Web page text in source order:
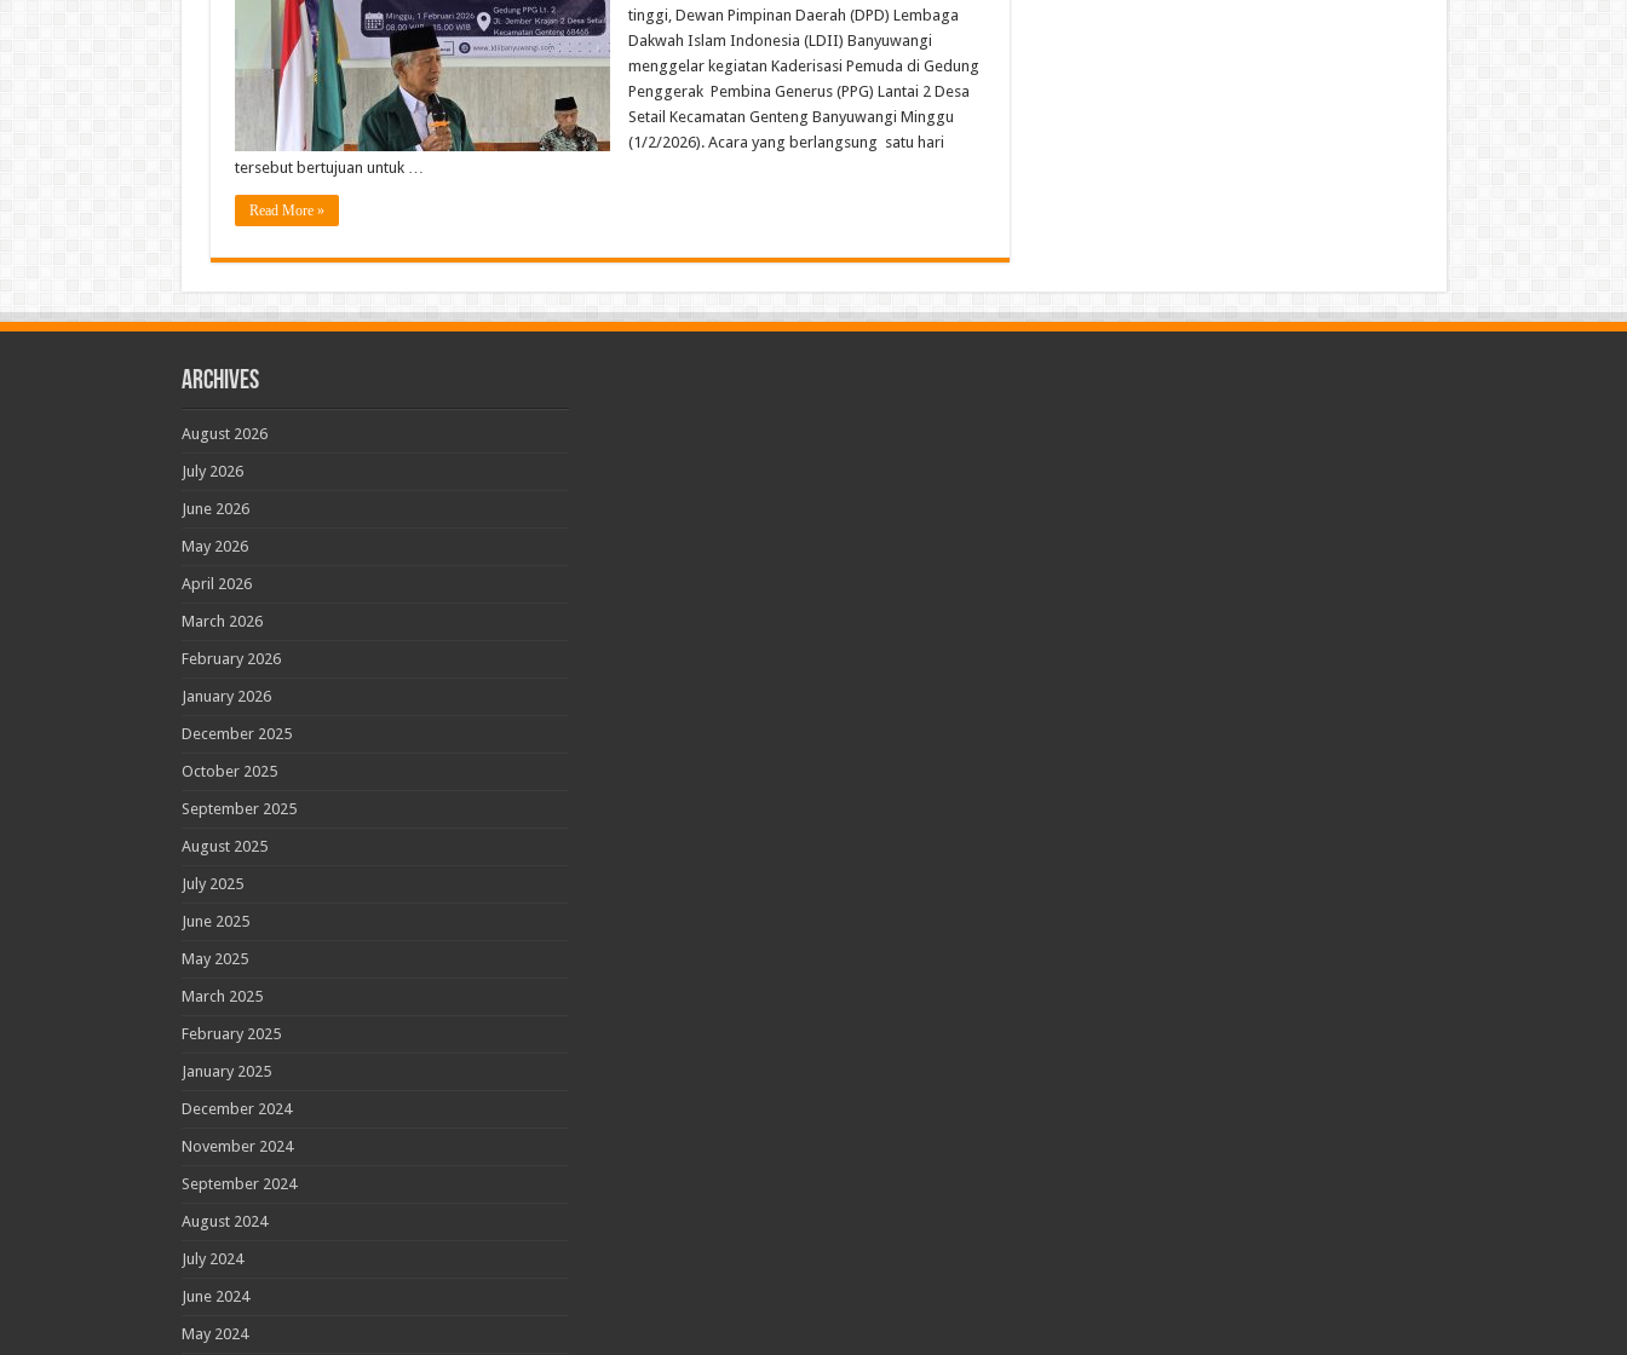
tinggi, Dewan Pimpinan Daerah (DPD) Lembaga
Dakwah Islam Indonesia (LDII) Banyuwangi
menggelar kegiatan Kaderisasi Pemuda di Gedung
Penggerak Pembina Generus (PPG) Lantai 2 Desa
Setail Kecamatan Genteng Banyuwangi Minggu
(1/2/2026). Acara yang berlangsung satu hari
tersebut bertujuan untuk …
Read More »
Archives
August 2026
July 2026
June 2026
May 2026
April 2026
March 2026
February 2026
January 2026
December 2025
October 2025
September 2025
August 2025
July 2025
June 2025
May 2025
March 2025
February 2025
January 2025
December 2024
November 2024
September 2024
August 2024
July 2024
June 2024
May 2024